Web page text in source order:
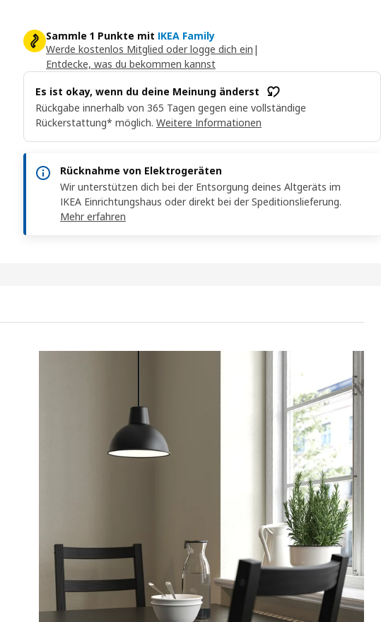
Sammle 1 Punkte mit IKEA Family
Werde kostenlos Mitglied oder logge dich ein |
Entdecke, was du bekommen kannst
Es ist okay, wenn du deine Meinung änderst
Rückgabe innerhalb von 365 Tagen gegen eine vollständige
Rückerstattung* möglich. Weitere Informationen
Rücknahme von Elektrogeräten
Wir unterstützen dich bei der Entsorgung deines Altgeräts im
IKEA Einrichtungshaus oder direkt bei der Speditionslieferung.
Mehr erfahren